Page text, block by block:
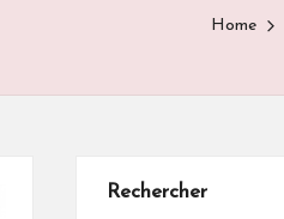
Home
Rechercher